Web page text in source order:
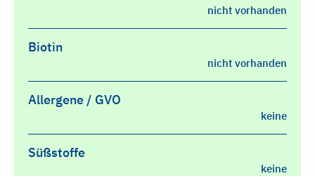
nicht vorhanden
Biotin
nicht vorhanden
Allergene / GVO
keine
Süßstoffe
keine